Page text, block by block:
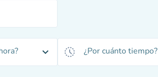
expand_more history_toggle_off ¿Por cuánto tiempo?